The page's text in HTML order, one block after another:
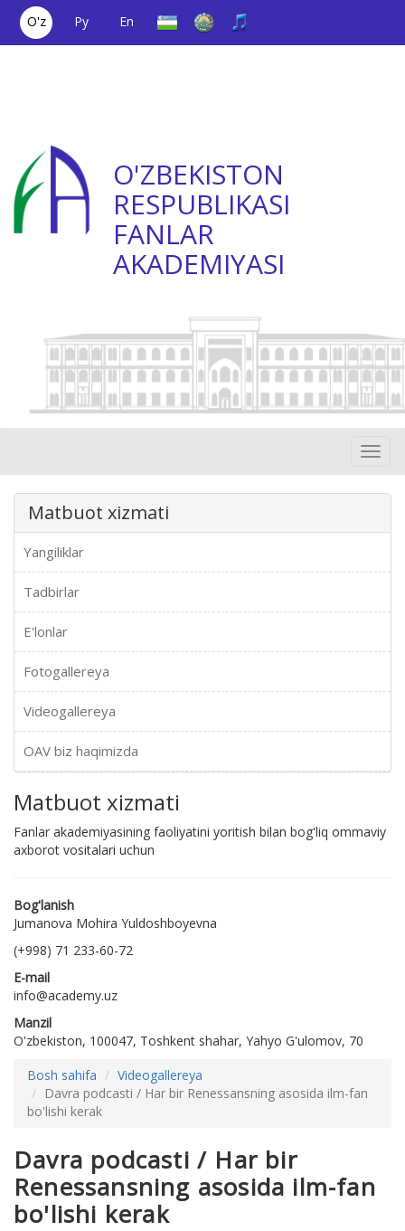
O'z Ру
En
O'ZBEKISTON
RESPUBLIKASI
FANLAR
AKADEMIYASI
Matbuot xizmati
Yangiliklar
Tadbirlar
E'lonlar
Fotogallereya
Videogallereya
OAV biz haqimizda
Matbuot xizmati
Fanlar akademiyasining faoliyatini yoritish bilan bog'liq ommaviy
axborot vositalari uchun
Bog'lanish
Jumanova Mohira Yuldoshboyevna
(+998) 71 233-60-72
E-mail
info@academy.uz
Manzil
O'zbekiston, 100047, Toshkent shahar, Yahyo G'ulomov, 70
Bosh sahifa
Videogallereya
Davra podcasti / Har bir Renessansning asosida ilm-fan
bo'lishi kerak
Davra podcasti / Har bir
Renessansning asosida ilm-fan
bo'lishi kerak